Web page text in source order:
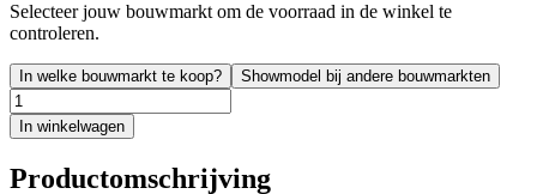
Selecteer jouw bouwmarkt om de voorraad in de winkel te
controleren.
In welke bouwmarkt te koop? Showmodel bij andere bouwmarkten
In winkelwagen
Productomschrijving